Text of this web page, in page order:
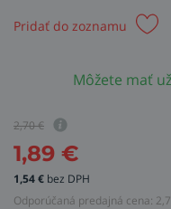
Pridať do zoznamu
Môžete mať
2,70€
1,89 €
1,54€ bez DPH
Odporúčaná predajná cena: